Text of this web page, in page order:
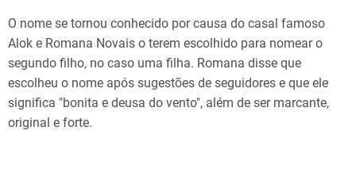
O nome se tornou conhecido por causa do casal famoso
Alok e Romana Novais o terem escolhido para nomear o
segundo filho, no caso uma filha. Romana disse que
escolheu o nome após sugestões de seguidores e que ele
significa "bonita e deusa do vento", além de ser marcante,
original e forte.